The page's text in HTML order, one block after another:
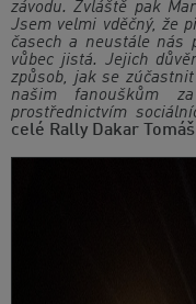
závodu. Zvláště pak
Jsem velmi vděčný, že
časech a neustále nás
vůbec jistá. Jejich
způsob, jak se
našim fanouškům
prostřednictvím
celé Rally Dakar